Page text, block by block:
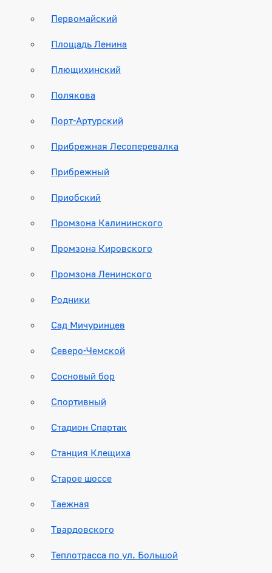
Первомайский
Площадь Ленина
Плющихинский
Полякова
Порт-Артурский
Прибрежная Лесоперевалка
Прибрежный
Приобский
Промзона Калининского
Промзона Кировского
Промзона Ленинского
Родники
Сад Мичуринцев
Северо-Чемской
Сосновый бор
Спортивный
Стадион Спартак
Станция Клещиха
Старое шоссе
Таежная
Твардовского
Теплотрасса по ул. Большой